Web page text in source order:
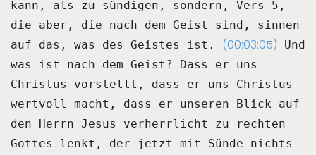
kann, als zu sündigen,
sondern, Vers 5,
die aber, die nach dem Geist sind, sinnen
auf das, was des Geistes ist.
(00:03:05)
Und
was ist nach dem Geist? Dass er uns
Christus vorstellt, dass er uns Christus
wertvoll macht,
dass er unseren Blick auf
den Herrn Jesus verherrlicht zu rechten
Gottes lenkt,
der jetzt mit Sünde nichts